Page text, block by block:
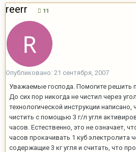
reerr 11
Опубликовано: 21 сентября, 2007
Уважаемые господа. Помогите решить
До сих пор никогда не чистил через
технологической инструкции
чистить с помощью 3 г/л угля
часов. Естественно, это не означает,
часов прокачивать 1 куб электролита
содержащие 3 кг угля и считать, что